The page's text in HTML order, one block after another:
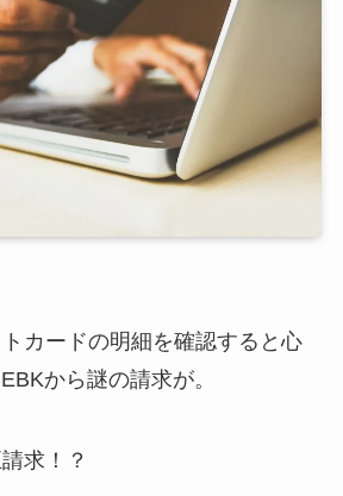
カードの明細を確認すると心
から謎の請求が。
求！？